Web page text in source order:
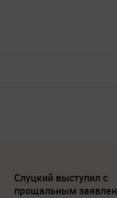
Слуцкий выступил с
прощальным